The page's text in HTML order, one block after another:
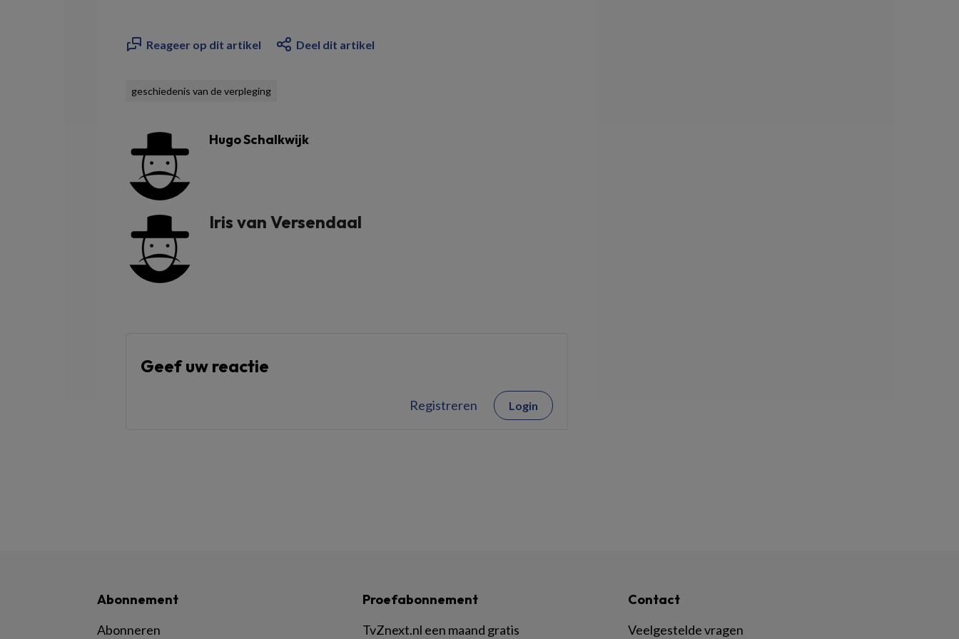
Reageer op dit artikel Deel dit artikel
geschiedenis van de verpleging
Hugo Schalkwijk
Iris van Versendaal
Geef uw reactie
Registreren Login
Abonnement
Abonneren
Proefabonnement
TvZnext.nl een maand gratis
Contact
Veelgestelde vragen